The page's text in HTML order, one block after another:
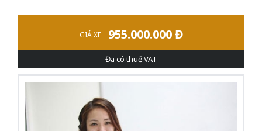
GIÁ XE 955.000.000 Đ
Đã có thuế VAT